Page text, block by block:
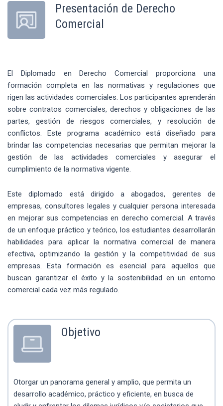
Presentación de Derecho
Comercial
El Diplomado en Derecho Comercial proporciona una
formación completa en las normativas y regulaciones que
rigen las actividades comerciales. Los participantes aprenderán
sobre contratos comerciales, derechos y obligaciones de las
partes, gestión de riesgos comerciales, y resolución de
conflictos. Este programa académico está diseñado para
brindar las competencias necesarias que permitan mejorar la
gestión de las actividades comerciales y asegurar el
cumplimiento de la normativa vigente.
Este diplomado está dirigido a abogados, gerentes de
empresas, consultores legales y cualquier persona interesada
en mejorar sus competencias en derecho comercial. A través
de un enfoque práctico y teórico, los estudiantes desarrollarán
habilidades para aplicar la normativa comercial de manera
efectiva, optimizando la gestión y la competitividad de sus
empresas. Esta formación es esencial para aquellos que
buscan garantizar el éxito y la sostenibilidad en un entorno
comercial cada vez más regulado.
Objetivo
Otorgar un panorama general y amplio, que permita un
desarrollo académico, práctico y eficiente, en busca de